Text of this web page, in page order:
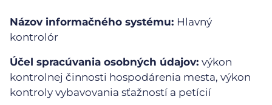
Názov informačného systému: Hlavný
kontrolór
Účel spracúvania osobných údajov: výkon
kontrolnej činnosti hospodárenia mesta, výkon
kontroly vybavovania sťažností a petícií